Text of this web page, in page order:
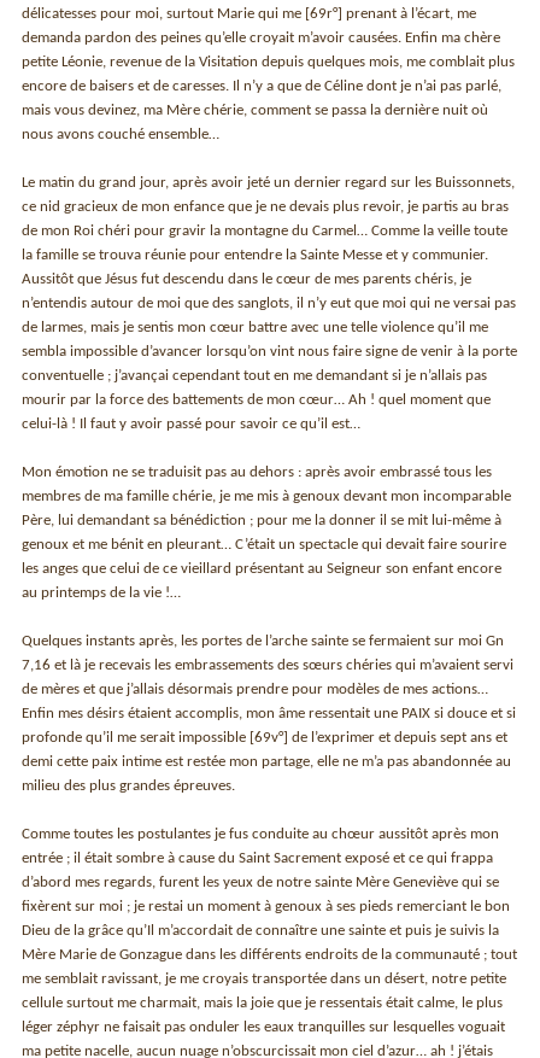
délicatesses pour moi, surtout Marie qui me [69r°] prenant à l’écart, me
demanda pardon des peines qu’elle croyait m’avoir causées. Enfin ma chère
petite Léonie, revenue de la Visitation depuis quelques mois, me comblait plus
encore de baisers et de caresses. Il n’y a que de Céline dont je n’ai pas parlé,
mais vous devinez, ma Mère chérie, comment se passa la dernière nuit où
nous avons couché ensemble…
Le matin du grand jour, après avoir jeté un dernier regard sur les Buissonnets,
ce nid gracieux de mon enfance que je ne devais plus revoir, je partis au bras
de mon Roi chéri pour gravir la montagne du Carmel… Comme la veille toute
la famille se trouva réunie pour entendre la Sainte Messe et y communier.
Aussitôt que Jésus fut descendu dans le cœur de mes parents chéris, je
n’entendis autour de moi que des sanglots, il n’y eut que moi qui ne versai pas
de larmes, mais je sentis mon cœur battre avec une telle violence qu’il me
sembla impossible d’avancer lorsqu’on vint nous faire signe de venir à la porte
conventuelle ; j’avançai cependant tout en me demandant si je n’allais pas
mourir par la force des battements de mon cœur… Ah ! quel moment que
celui-là ! Il faut y avoir passé pour savoir ce qu’il est…
Mon émotion ne se traduisit pas au dehors : après avoir embrassé tous les
membres de ma famille chérie, je me mis à genoux devant mon incomparable
Père, lui demandant sa bénédiction ; pour me la donner il se mit lui-même à
genoux et me bénit en pleurant… C’était un spectacle qui devait faire sourire
les anges que celui de ce vieillard présentant au Seigneur son enfant encore
au printemps de la vie !…
Quelques instants après, les portes de l’arche sainte se fermaient sur moi Gn
7,16 et là je recevais les embrassements des sœurs chéries qui m’avaient servi
de mères et que j’allais désormais prendre pour modèles de mes actions…
Enfin mes désirs étaient accomplis, mon âme ressentait une PAIX si douce et si
profonde qu’il me serait impossible [69v°] de l’exprimer et depuis sept ans et
demi cette paix intime est restée mon partage, elle ne m’a pas abandonnée au
milieu des plus grandes épreuves.
Comme toutes les postulantes je fus conduite au chœur aussitôt après mon
entrée ; il était sombre à cause du Saint Sacrement exposé et ce qui frappa
d’abord mes regards, furent les yeux de notre sainte Mère Geneviève qui se
fixèrent sur moi ; je restai un moment à genoux à ses pieds remerciant le bon
Dieu de la grâce qu’Il m’accordait de connaître une sainte et puis je suivis la
Mère Marie de Gonzague dans les différents endroits de la communauté ; tout
me semblait ravissant, je me croyais transportée dans un désert, notre petite
cellule surtout me charmait, mais la joie que je ressentais était calme, le plus
léger zéphyr ne faisait pas onduler les eaux tranquilles sur lesquelles voguait
ma petite nacelle, aucun nuage n’obscurcissait mon ciel d’azur… ah ! j’étais